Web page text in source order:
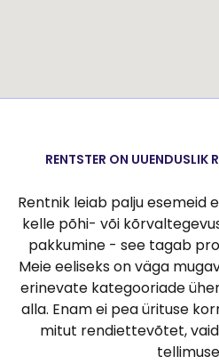
RENTSTER ON UUENDUSLIK
Rentnik leiab palju
kelle põhi- või
pakkumine - see tagab
Meie eeliseks on väga
erinevate kategooriade
alla. Enam ei pea ürituse
mitut rendiettevõtet,